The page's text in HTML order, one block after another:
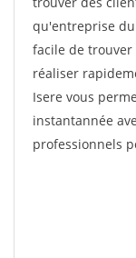
qu'entreprise
facile de
réaliser
Isere vous
instantannée
professionnels